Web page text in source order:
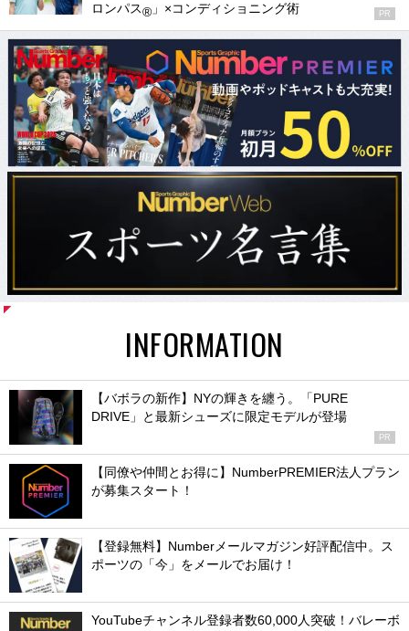
ロンパス® 」×コンディショニング術 PR
INFORMATION
【バボラの新作】NYの輝きを纏う。「PURE
DRIVE」と最新シューズに限定モデルが登場
PR
【同僚や仲間とお得に】NumberPREMIER法人プラン
が募集スタート！
【登録無料】Numberメールマガジン好評配信中。ス
ポーツの「今」をメールでお届け！
YouTubeチャンネル登録者数60,000人突破！バレーボ